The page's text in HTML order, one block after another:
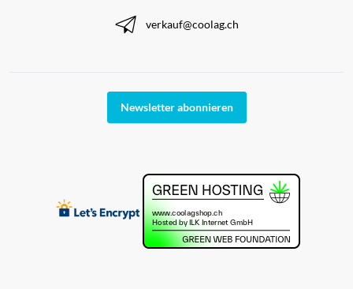
verkauf@coolag.ch
Newsletter abonnieren